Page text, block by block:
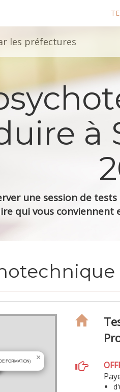
les préfectures
à
une session de
qui vous conviennent
FORMATION) ×